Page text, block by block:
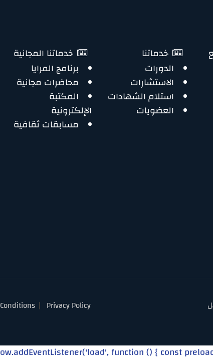
خدماتنا
الدورات
الاستشارات
استلام الشهادات
العضويات
خدماتنا المجانية
برنامج المرايا
محاضرات مجانية
المكتبة
الإلكترونية
مسابقات ثقافية
Privacy Policy
function () { const